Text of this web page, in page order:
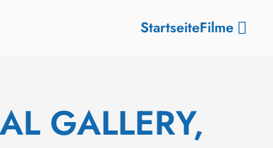
StartseiteFilme
GALLERY,